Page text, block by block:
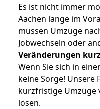
Es ist nicht immer
Aachen lange im
müssen Umzüge
Jobwechseln oder
Veränderungen
Wenn Sie sich in
keine Sorge! Unsere
kurzfristige Umzüge
lösen.